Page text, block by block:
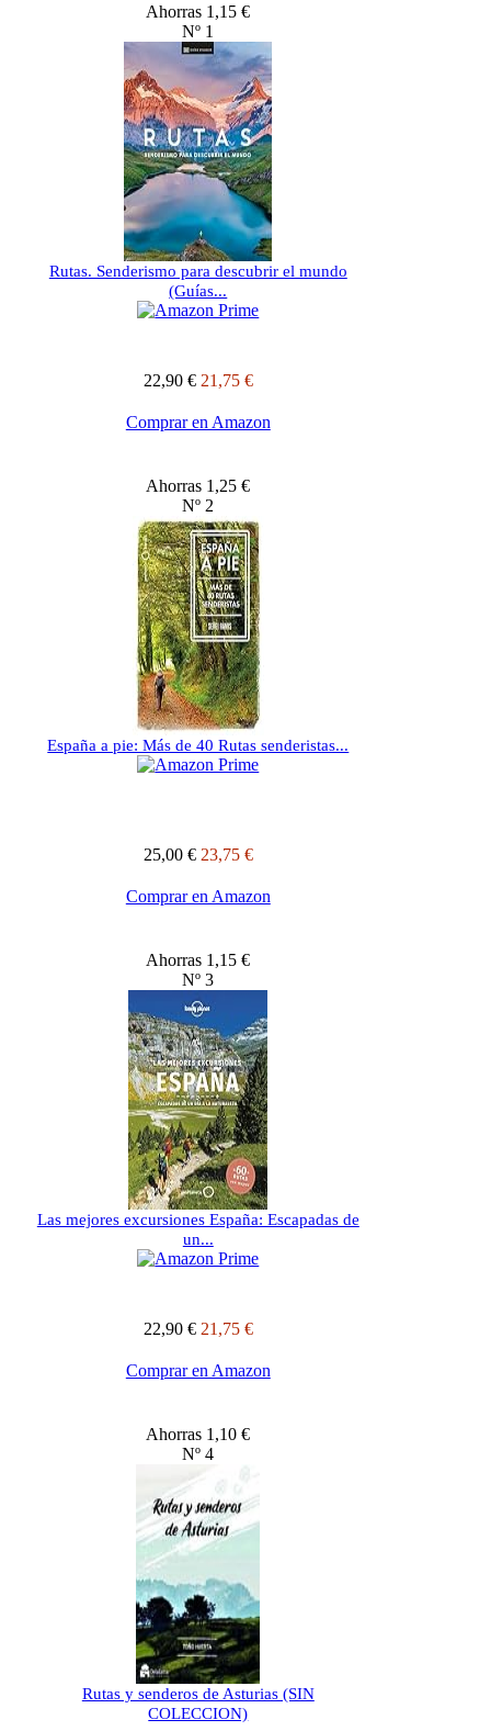
Ahorras 1,15 €
Nº 1
Rutas. Senderismo para descubrir el mundo
(Guías...
22,90 € 21,75 €
Comprar en Amazon
Ahorras 1,25 €
Nº 2
España a pie: Más de 40 Rutas senderistas...
25,00 € 23,75 €
Comprar en Amazon
Ahorras 1,15 €
Nº 3
Las mejores excursiones España: Escapadas de
un...
22,90 € 21,75 €
Comprar en Amazon
Ahorras 1,10 €
Nº 4
Rutas y senderos de Asturias (SIN
COLECCION)